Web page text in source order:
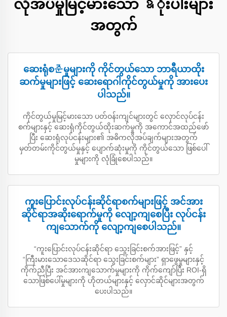
လိုအပ်မှုမြင့်မားသော ឧုံးပါးများ
အတွက်
ဆေးရုံစ준မှုများကို ကိုင်တွယ်သော ဘာရီယာထိုး
ဆက်မှုများဖြင့် ဆေးရောဂါကိုင်တွယ်မှုကို အားပေး
ပါသည်။
ကိုင်တွယ်မှုမြင့်မားသော ပတ်ဝန်းကျင်များတွင် လှောင်လုပ်ငန်း
စက်များနှင့် ဆေးရုံကိုင်တွယ်ထိုးဆက်မှုကို အကောင်အထည်ဖော်
ပြီး ဆေးရုံလုပ်ငန်းများ၏ အဓိကလိုအပ်ချက်များအတွက်
မှတ်တမ်းကိုင်တွယ်မှုနှင့် ပျောက်ဆုံးမှုကို ကိုင်တွယ်သော ဖြစ်ပေါ်
မှုများကို လုံခြုံစေပါသည်။
ကူးပြောင်းလုပ်ငန်းဆိုင်ရာစက်များဖြင့် အင်အား
ဆိုင်ရာအဆိုးရောက်မှုကို လျော့ကျစေပြီး လုပ်ငန်း
ကျသောက်ကို လျော့ကျစေပါသည်။
“ကူးပြောင်းလုပ်ငန်းဆိုင်ရာ သွေးခြင်းစက်အားဖြင့်” နှင့်
“ကြီးမားသောဒေသဆိုင်ရာ သွေးခြင်းစက်များ” ရှာဖွေမှုများနှင့်
ကိုက်ညီပြီး အင်အားကျသောက်မှုများကို ကိုက်ကျော်ပြီး ROI-ရှိ
သောဖြစ်ပေါ်မှုများကို ဟိုတယ်များနှင့် လှောင်ဆိုင်များအတွက်
ပေးပါသည်။